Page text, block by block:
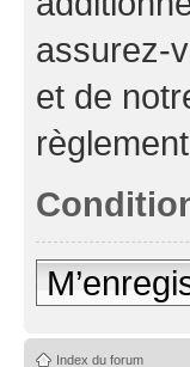
assurez-
et de
Index du forum